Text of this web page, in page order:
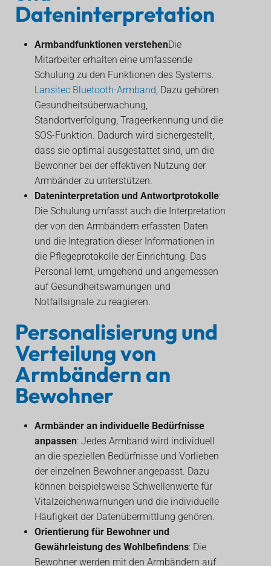
Dateninterpretation
Armbandfunktionen verstehenDie
Mitarbeiter erhalten eine umfassende
Schulung zu den Funktionen des Systems.
Lansitec Bluetooth-Armband , Dazu gehören
Gesundheitsüberwachung,
Standortverfolgung, Trageerkennung und die
SOS-Funktion. Dadurch wird sichergestellt,
dass sie optimal ausgestattet sind, um die
Bewohner bei der effektiven Nutzung der
Armbänder zu unterstützen.
Dateninterpretation und Antwortprotokolle:
Die Schulung umfasst auch die Interpretation
der von den Armbändern erfassten Daten
und die Integration dieser Informationen in
die Pflegeprotokolle der Einrichtung. Das
Personal lernt, umgehend und angemessen
auf Gesundheitswarnungen und
Notfallsignale zu reagieren.
Personalisierung und
Verteilung von
Armbändern an
Bewohner
Armbänder an individuelle Bedürfnisse
anpassen: Jedes Armband wird individuell
an die speziellen Bedürfnisse und Vorlieben
der einzelnen Bewohner angepasst. Dazu
können beispielsweise Schwellenwerte für
Vitalzeichenwarnungen und die individuelle
Häufigkeit der Datenübermittlung gehören.
Orientierung für Bewohner und
Gewährleistung des Wohlbefindens: Die
Bewohner werden mit den Armbändern auf